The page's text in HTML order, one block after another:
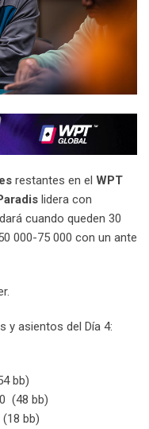
restantes en el WPT
lidera con
cuando queden 30
000-75 000 con un ante
y asientos del Día 4:
bb)
(48 bb)
bb)